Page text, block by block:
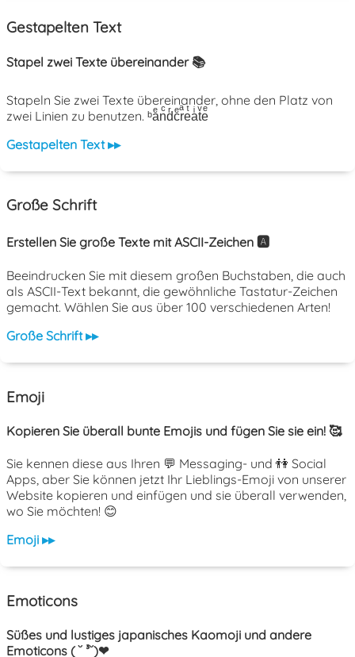
Gestapelten Text
Stapel zwei Texte übereinander 📚
Stapeln Sie zwei Texte übereinander, ohne den Platz von
zwei Linien zu benutzen. ᵇaͤnͨdͬcͤrͣeͭaͥtͮeͤ
Gestapelten Text ▸▸
Große Schrift
Erstellen Sie große Texte mit ASCII-Zeichen 🅰️
Beeindrucken Sie mit diesem großen Buchstaben, die auch
als ASCII-Text bekannt, die gewöhnliche Tastatur-Zeichen
gemacht. Wählen Sie aus über 100 verschiedenen Arten!
Große Schrift ▸▸
Emoji
Kopieren Sie überall bunte Emojis und fügen Sie sie ein! 🥰
Sie kennen diese aus Ihren 💬 Messaging- und 👫 Social
Apps, aber Sie können jetzt Ihr Lieblings-Emoji von unserer
Website kopieren und einfügen und sie überall verwenden,
wo Sie möchten! 😊
Emoji ▸▸
Emoticons
Süßes und lustiges japanisches Kaomoji und andere
Emoticons ( ˘ ³˘)❤